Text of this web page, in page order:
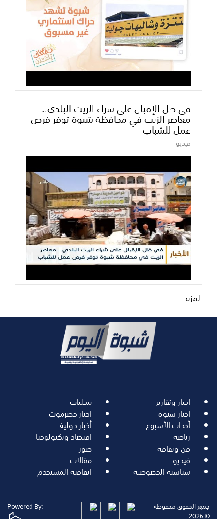
في ظل الإقبال على شراء الزيت البلدي..
معاصر الزيت في محافظة شبوة توفر فرص
عمل للشباب
فيديو
المزيد
اخبار وتقارير محليات
اخبار شبوة اخبار حضرموت
أحداث الأسبوع أخبار دولية
رياضة اقتصاد وتكنولوجيا
فن وثقافة صور
فيديو مقالات
سياسية الخصوصية اتفاقية المستخدم
جميع الحقوق محفوظة
© 2026
Powered By: